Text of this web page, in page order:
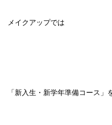
メイクアップでは
「新入生・新学年準備コース」